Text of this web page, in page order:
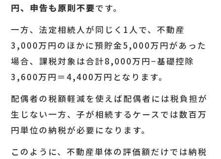
円、申告も原則不要です。
一方、法定相続人が同じく1人で、不動産
3,000万円のほかに預貯金5,000万円があった
場合、課税対象は合計8,000万円−基礎控除
3,600万円＝4,400万円となります。
配偶者の税額軽減を使えば配偶者には税負担が
生じない一方、子が相続するケースでは数百万
円単位の納税が必要になります。
このように、不動産単体の評価額だけでは納税